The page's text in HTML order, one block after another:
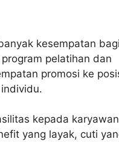
kesempatan bagi
pelatihan dan
promosi ke
kepada
yang layak, cuti